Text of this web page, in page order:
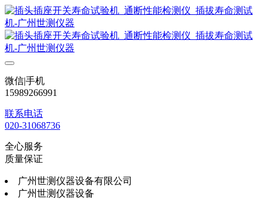
微信|手机
15989266991
联系电话
020-31068736
全心服务
质量保证
广州世测仪器设备有限公司
广州世测仪器设备